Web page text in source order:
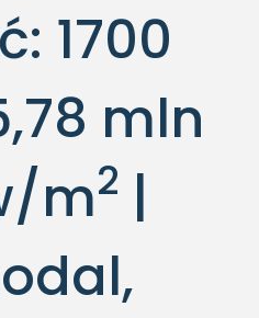
1700
mln
m2 |